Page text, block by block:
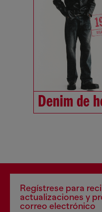
Denim de
Regístrese para
actualizaciones y
correo electrónico